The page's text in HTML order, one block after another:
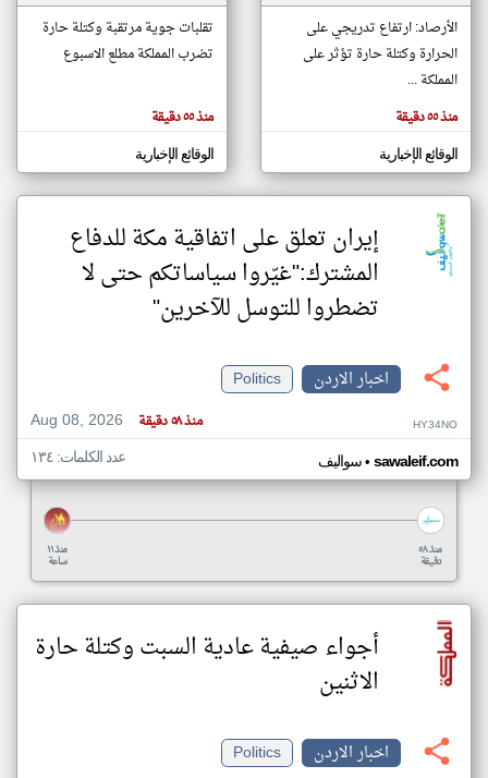
مصادر الأخبار من الاردن
اخبار الاردن على مدار الساعة
أهم اخبار الاردن العاجلة والمباشرة
المقالات
الموجوده
هنا عن
وجهة
نظر
كاتبيها.
الأرصاد: ارتفاع تدريجي على
الحرارة وكتلة حارة تؤثر على
المملكة ...
منذ ٥٥ دقيقة
الوقائع الإخبارية
تقلبات جوية مرتقبة وكتلة حارة
تضرب المملكة مطلع الاسبوع
منذ ٥٥ دقيقة
الوقائع الإخبارية
إيران تعلق على اتفاقية مكة للدفاع
المشترك:"غيّروا سياساتكم حتى لا
تضطروا للتوسل للآخرين"
اخبار الاردن
Politics
Aug 08, 2026
منذ ٥٨ دقيقة HY34NO
سواليف• sawaleif.com عدد الكلمات: ١٣٤
منذ ١١
ساعة
منذ ٥٨
دقيقة
أجواء صيفية عادية السبت وكتلة حارة
الاثنين
اخبار الاردن
Politics
klyoum.com